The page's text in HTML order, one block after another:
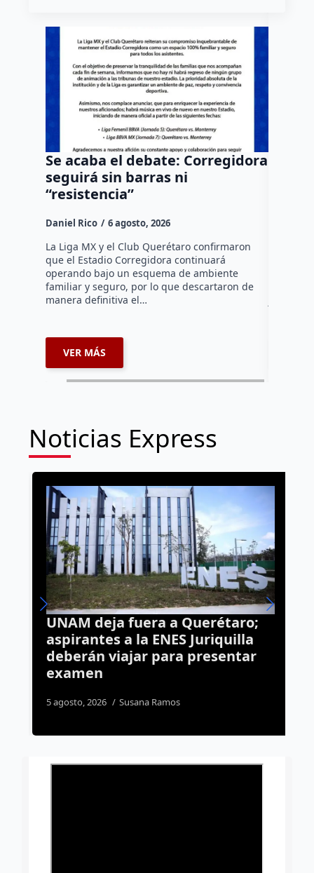
Se acaba el debate: Corregidora
seguirá sin barras ni
“resistencia”
Daniel Rico 6 agosto, 2026
La Liga MX y el Club Querétaro confirmaron
que el Estadio Corregidora continuará
operando bajo un esquema de ambiente
familiar y seguro, por lo que descartaron de
manera definitiva el…
VER MÁS
Noticias Express
UNAM deja fuera a Querétaro;
aspirantes a la ENES Juriquilla
deberán viajar para presentar
examen
5 agosto, 2026 Susana Ramos